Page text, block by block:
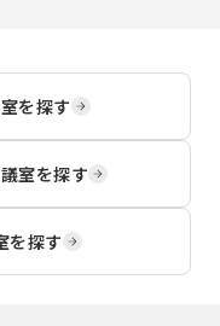
を探す
室を探す
を探す